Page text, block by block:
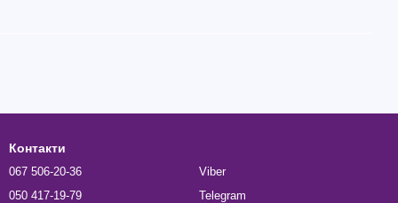
Контакти
067 506-20-36
050 417-19-79
Viber
Telegram